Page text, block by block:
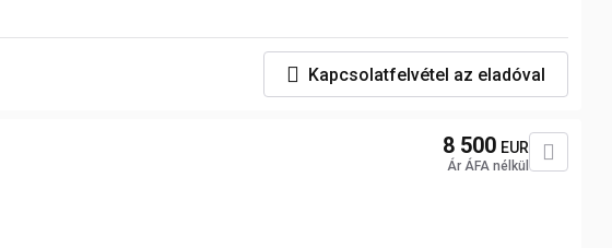
Kapcsolatfelvétel az eladóval
8 500 EUR
Ár ÁFA nélkül